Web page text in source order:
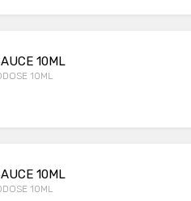
10ML
10ML
10ML
10ML